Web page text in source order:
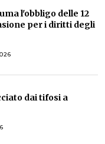
l'obbligo delle 12
per i diritti degli
dai tifosi a